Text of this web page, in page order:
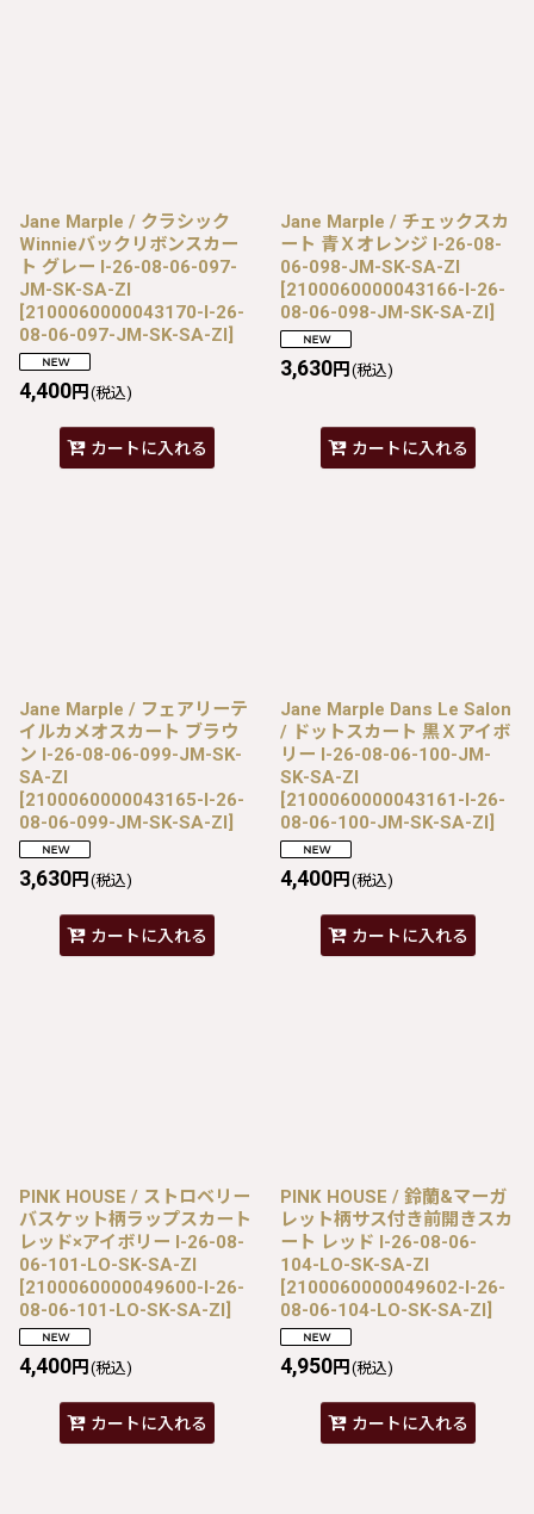
Jane Marple / クラシック
Winnieバックリボンスカー
ト グレー I-26-08-06-097-
JM-SK-SA-ZI
[2100060000043170-I-26-
08-06-097-JM-SK-SA-ZI]
4,400円 (税込)
カートに入れる
Jane Marple / チェックスカ
ート 青Ｘオレンジ I-26-08-
06-098-JM-SK-SA-ZI
[2100060000043166-I-26-
08-06-098-JM-SK-SA-ZI]
3,630円 (税込)
カートに入れる
Jane Marple / フェアリーテ
イルカメオスカート ブラウ
ン I-26-08-06-099-JM-SK-
SA-ZI
[2100060000043165-I-26-
08-06-099-JM-SK-SA-ZI]
3,630円 (税込)
カートに入れる
Jane Marple Dans Le Salon
/ ドットスカート 黒Ｘアイボ
リー I-26-08-06-100-JM-
SK-SA-ZI
[2100060000043161-I-26-
08-06-100-JM-SK-SA-ZI]
4,400円 (税込)
カートに入れる
PINK HOUSE / ストロベリー
バスケット柄ラップスカート
レッド×アイボリー I-26-08-
06-101-LO-SK-SA-ZI
[2100060000049600-I-26-
08-06-101-LO-SK-SA-ZI]
4,400円 (税込)
カートに入れる
PINK HOUSE / 鈴蘭&マーガ
レット柄サス付き前開きスカ
ート レッド I-26-08-06-
104-LO-SK-SA-ZI
[2100060000049602-I-26-
08-06-104-LO-SK-SA-ZI]
4,950円 (税込)
カートに入れる